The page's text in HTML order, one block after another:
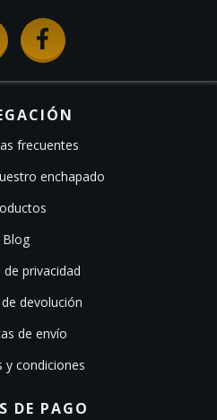
frecuentes
enchapado
Blog
de privacidad
devolución
de envío
y condiciones
DE PAGO